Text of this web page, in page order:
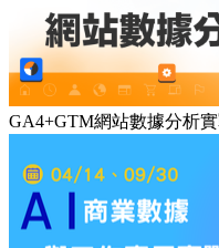
GA4+GTM網站數據分析